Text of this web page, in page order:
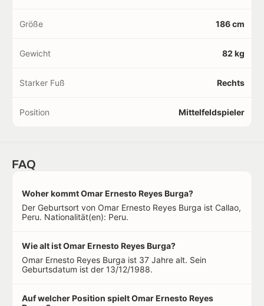
Größe 186 cm
Gewicht 82 kg
Starker Fuß Rechts
Position Mittelfeldspieler
FAQ
Woher kommt Omar Ernesto Reyes Burga?
Der Geburtsort von Omar Ernesto Reyes Burga ist Callao,
Peru. Nationalität(en): Peru.
Wie alt ist Omar Ernesto Reyes Burga?
Omar Ernesto Reyes Burga ist 37 Jahre alt. Sein
Geburtsdatum ist der 13/12/1988.
Auf welcher Position spielt Omar Ernesto Reyes